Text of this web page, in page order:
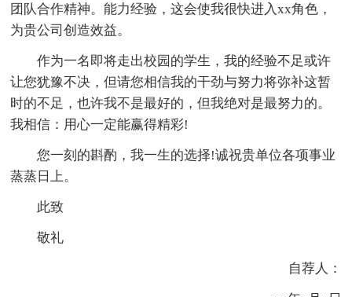
团队合作精神。能力经验，这会使我很快进入xx角色，
为贵公司创造效益。
作为一名即将走出校园的学生，我的经验不足或许
让您犹豫不决，但请您相信我的干劲与努力将弥补这暂
时的不足，也许我不是最好的，但我绝对是最努力的。
我相信：用心一定能赢得精彩!
您一刻的斟酌，我一生的选择!诚祝贵单位各项事业
蒸蒸日上。
此致
敬礼
自荐人：